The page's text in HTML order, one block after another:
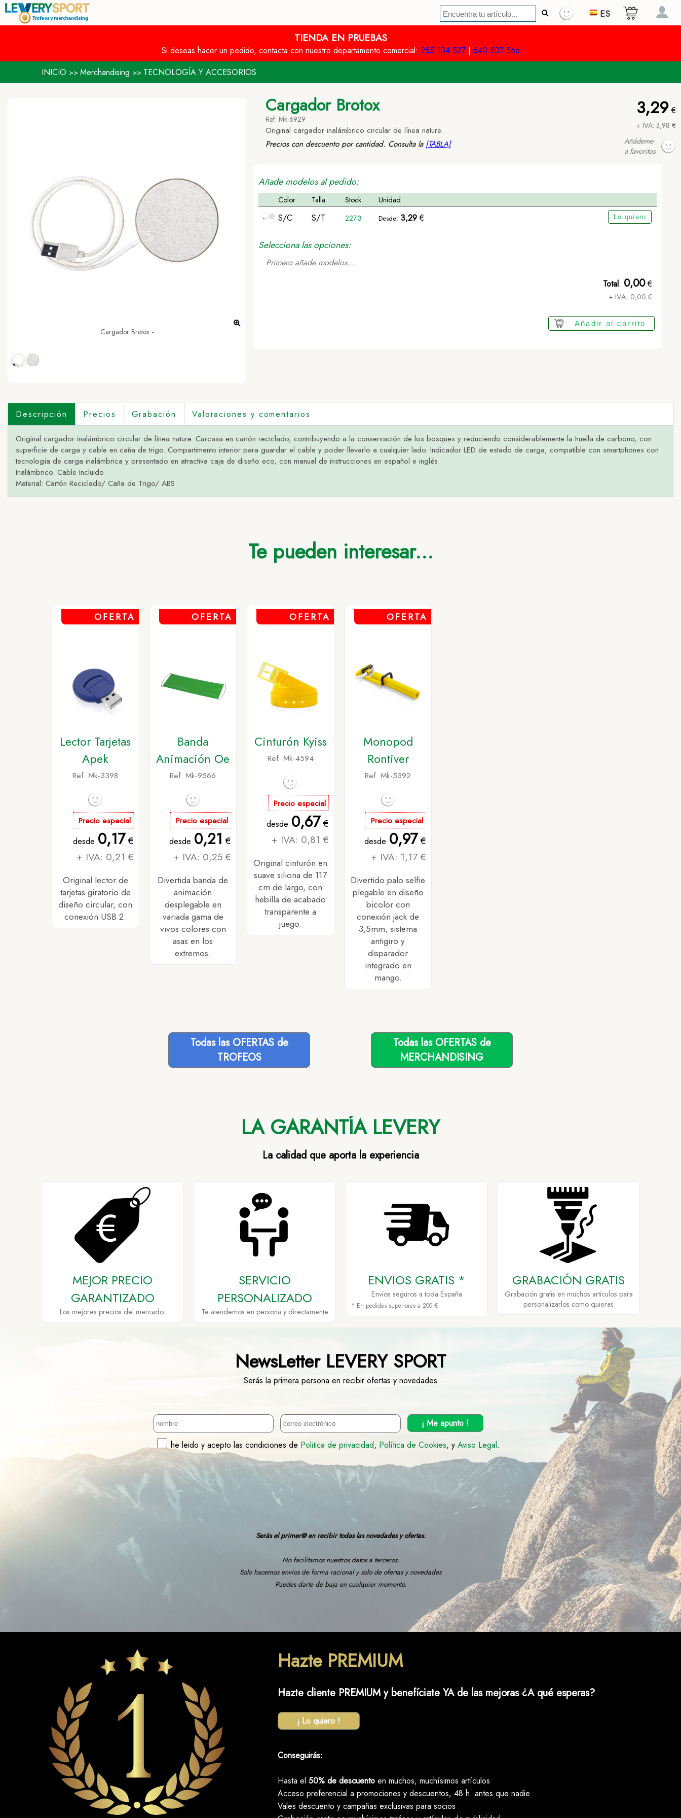
ES
TIENDA EN PRUEBAS
Si deseas hacer un pedido, contacta con nuestro departamento comercial: 955 104 527| 640 507 566
INICIO >> Merchandising >> TECNOLOGÍA Y ACCESORIOS
Cargador Brotox
Ref. Mk-6929
Original cargador inalámbrico circular de línea nature.
Precios con descuento por cantidad. Consulta la [TABLA]
3,29€
+ IVA: 3,98 €
Añádeme
a favoritos
Cargador Brotox -
Añade modelos al pedido:
Color Talla Stock Unidad
S/C S/T 2273 Desde: 3,29€ Lo quiero
Selecciona las opciones:
Primero añade modelos...
Total: 0,00€
+ IVA: 0,00 €
Añadir al carrito
Descripción Precios Grabación Valoraciones y comentarios
Original cargador inalámbrico circular de línea nature. Carcasa en cartón reciclado, contribuyendo a la conservación de los bosques y reduciendo considerablemente la huella de carbono, con
superficie de carga y cable en caña de trigo. Compartimento interior para guardar el cable y poder llevarlo a cualquier lado. Indicador LED de estado de carga, compatible con smartphones con
tecnología de carga inalámbrica y presentado en atractiva caja de diseño eco, con manual de instrucciones en español e inglés.
Inalámbrico. Cable Incluido
Material: Cartón Reciclado/ Caña de Trigo/ ABS
Hasta 500 Hasta 2.000 Hasta 5.000
Más de 5.000
Te pueden interesar...
OFERTA
Lector Tarjetas
Apek
Ref. Mk-3398
Precio especial
desde 0,17 €
+ IVA: 0,21 €
Original lector de
tarjetas giratorio de
diseño circular, con
conexión USB 2.
OFERTA
Banda
Animación Oe
Ref. Mk-9566
Precio especial
desde 0,21 €
+ IVA: 0,25 €
Divertida banda de
animación
desplegable en
variada gama de
vivos colores con
asas en los
extremos.
OFERTA
Cinturón Kyiss
Ref. Mk-4594
Precio especial
desde 0,67 €
+ IVA: 0,81 €
Original cinturón en
suave siliona de 117
cm de largo, con
hebilla de acabado
transparente a
juego.
OFERTA
Monopod
Rontiver
Ref. Mk-5392
Precio especial
desde 0,97 €
+ IVA: 1,17 €
Divertido palo selfie
plegable en diseño
bicolor con
conexión jack de
3,5mm, sistema
antigiro y
disparador
integrado en
mango.
Todas las OFERTAS de
TROFEOS
Todas las OFERTAS de
MERCHANDISING
LA GARANTÍA LEVERY
La calidad que aporta la experiencia
MEJOR PRECIO
GARANTIZADO
Los mejores precios del mercado.
SERVICIO
PERSONALIZADO
Te atendemos en persona y directamente
ENVIOS GRATIS *
Envíos seguros a toda España
* En pedidos superiores a 200 €
GRABACIÓN GRATIS
Grabación gratis en muchos artículos para
personalizarlos como quieras
NewsLetter LEVERY SPORT
Serás la primera persona en recibir ofertas y novedades
¡ Me apunto !
he leido y acepto las condiciones de Politica de privacidad, Política de Cookies, y Aviso Legal.
Serás el primer@ en recibir todas las novedades y ofertas.
No facilitamos nuestros datos a terceros.
Solo hacemos envíos de forma racional y solo de ofertas y novedades
Puedes darte de baja en cualquier momento.
Hazte PREMIUM
Hazte cliente PREMIUM y benefíciate YA de las mejoras ¿A qué esperas?
¡ Lo quiero !
Conseguirás:
Hasta el 50% de descuentoen muchos, muchísimos artículos
Acceso preferencial a promociones y descuentos, 48 h. antes que nadie
Vales descuento y campañas exclusivas para socios